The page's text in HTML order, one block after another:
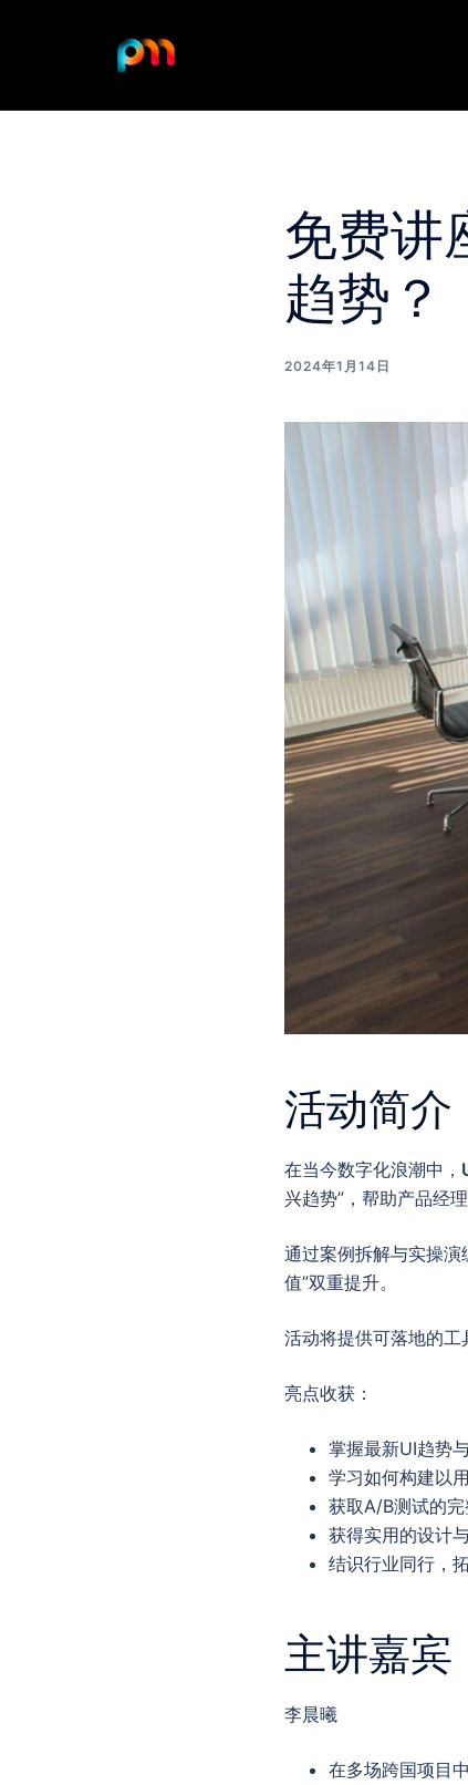
免费讲
趋势？
2024年1月14日
活动简介
在当今数字化浪潮中，
兴趋势”，帮助产品经
通过案例拆解与实操
值”双重提升。
活动将提供可落地的工
亮点收获：
掌握最新UI趋势
学习如何构建以
获取A/B测试的完
获得实用的设计
结识行业同行，
主讲嘉宾
李晨曦
在多场跨国项目